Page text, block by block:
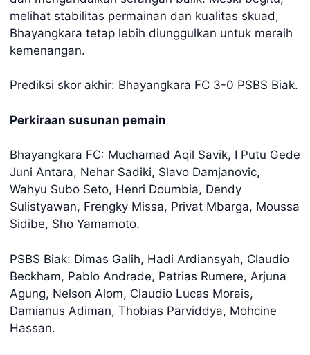
melihat stabilitas permainan dan kualitas skuad,
Bhayangkara tetap lebih diunggulkan untuk meraih
kemenangan.
Prediksi skor akhir: Bhayangkara FC 3-0 PSBS Biak.
Perkiraan susunan pemain
Bhayangkara FC: Muchamad Aqil Savik, I Putu Gede
Juni Antara, Nehar Sadiki, Slavo Damjanovic,
Wahyu Subo Seto, Henri Doumbia, Dendy
Sulistyawan, Frengky Missa, Privat Mbarga, Moussa
Sidibe, Sho Yamamoto.
PSBS Biak: Dimas Galih, Hadi Ardiansyah, Claudio
Beckham, Pablo Andrade, Patrias Rumere, Arjuna
Agung, Nelson Alom, Claudio Lucas Morais,
Damianus Adiman, Thobias Parviddya, Mohcine
Hassan.